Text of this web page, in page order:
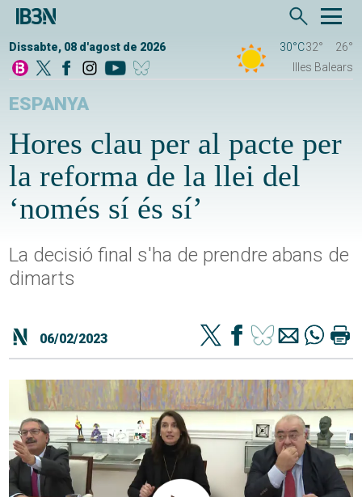
Dissabte, 08 d'agost de 2026 30°C32°
26°
Illes Balears
ESPANYA
Hores clau per al pacte per
la reforma de la llei del
‘només sí és sí’
La decisió final s'ha de prendre abans de
dimarts
06/02/2023